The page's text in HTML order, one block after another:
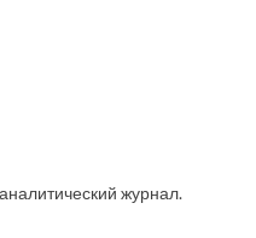
журнал.